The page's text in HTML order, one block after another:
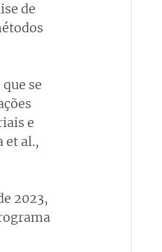
de
se
e
et al.,
2023,